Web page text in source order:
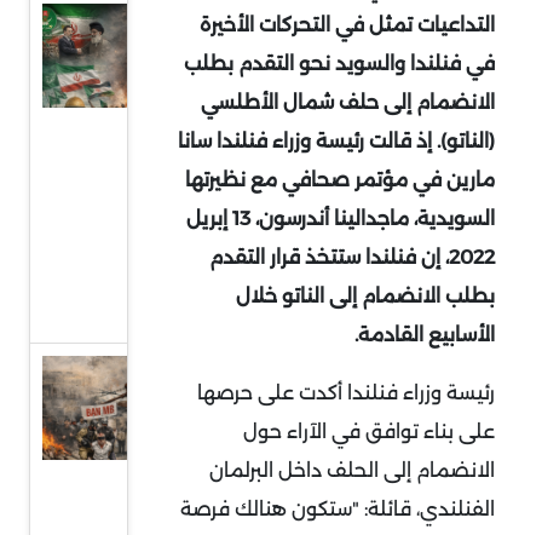
التداعيات تمثل في التحركات الأخيرة
في فنلندا والسويد نحو التقدم بطلب
الانضمام إلى حلف شمال الأطلسي
(الناتو). إذ قالت رئيسة وزراء فنلندا سانا
مارين في مؤتمر صحافي مع نظيرتها
السويدية، ماجدالينا أندرسون، 13 إبريل
2022، إن فنلندا ستتخذ قرار التقدم
بطلب الانضمام إلى الناتو خلال
الأسابيع القادمة.
رئيسة وزراء فنلندا أكدت على حرصها
على بناء توافق في الآراء حول
الانضمام إلى الحلف داخل البرلمان
الفنلندي، قائلة: "ستكون هنالك فرصة
المعلن
والخفي
في
موقف
الإخوان
من
الإيرانية
الحالية
ومحاولات
التمدد